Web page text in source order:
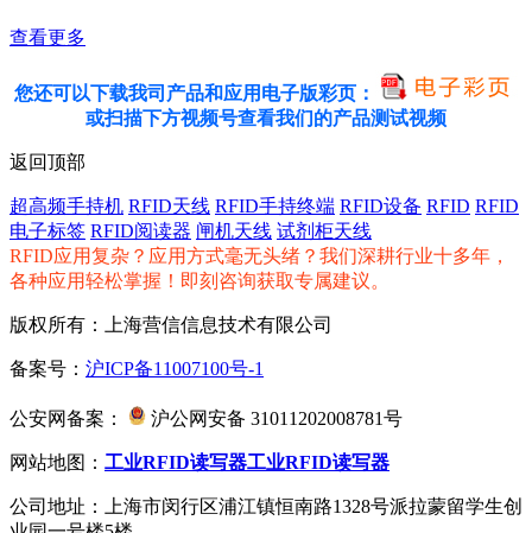
查看更多
您还可以下载我司产品和应用电子版彩页：
或扫描下方视频号查看我们的产品测试视频
返回顶部
超高频手持机 RFID天线 RFID手持终端 RFID设备 RFID RFID
电子标签 RFID阅读器 闸机天线 试剂柜天线
RFID应用复杂？应用方式毫无头绪？我们深耕行业十多年，
各种应用轻松掌握！即刻咨询获取专属建议。
版权所有：上海营信信息技术有限公司
备案号： 沪ICP备11007100号-1
公安网备案： 沪公网安备 31011202008781号
网站地图： 工业RFID读写器工业RFID读写器
公司地址：上海市闵行区浦江镇恒南路1328号派拉蒙留学生创